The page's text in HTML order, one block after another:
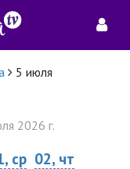
5 июля
2026 г.
ср 02, чт